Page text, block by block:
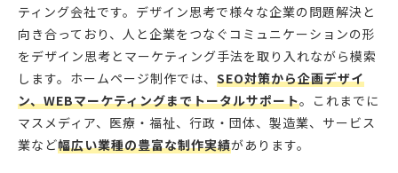
ティング会社です。デザイン思考で様々な企業の問題解決と
向き合っており、人と企業をつなぐコミュニケーションの形
をデザイン思考とマーケティング手法を取り入れながら模索
します。ホームページ制作では、 SEO対策から企画デザイ
ン、WEBマーケティングまでトータルサポート。これまでに
マスメディア、医療・福祉、行政・団体、製造業、サービス
業など幅広い業種の豊富な制作実績があります。